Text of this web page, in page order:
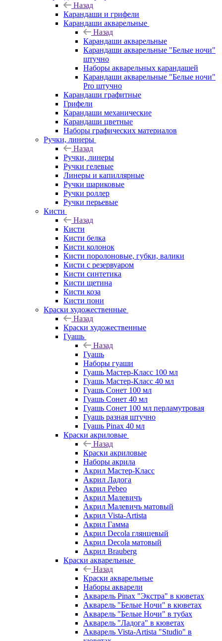
Назад
Карандаши и грифели
Карандаши акварельные
Назад
Карандаши акварельные
Карандаши акварельные "Белые ночи"
штучно
Наборы акварельных карандашей
Карандаши акварельные "Белые ночи"
Pro штучно
Карандаши графитные
Грифели
Карандаши механические
Карандаши цветные
Наборы графических материалов
Ручки, линеры
Назад
Ручки, линеры
Ручки гелевые
Линеры и капиллярные
Ручки шариковые
Ручки роллер
Ручки перьевые
Кисти
Назад
Кисти
Кисти белка
Кисти колонок
Кисти поролоновые, губки, валики
Кисти с резервуаром
Кисти синтетика
Кисти щетина
Кисти коза
Кисти пони
Краски художественные
Назад
Краски художественные
Гуашь
Назад
Гуашь
Наборы гуаши
Гуашь Мастер-Класс 100 мл
Гуашь Мастер-Класс 40 мл
Гуашь Сонет 100 мл
Гуашь Сонет 40 мл
Гуашь Сонет 100 мл перламутровая
Гуашь разная штучно
Гуашь Pinax 40 мл
Краски акриловые
Назад
Краски акриловые
Наборы акрила
Акрил Мастер-Класс
Акрил Ладога
Акрил Pebeo
Акрил Малевичъ
Акрил Малевичъ матовый
Акрил Vista-Artista
Акрил Гамма
Акрил Decola глянцевый
Акрил Decola матовый
Акрил Brauberg
Краски акварельные
Назад
Краски акварельные
Наборы акварели
Акварель Pinax "Экстра" в кюветах
Акварель "Белые Ночи" в кюветах
Акварель "Белые Ночи" в тубах
Акварель "Ладога" в кюветах
Акварель Vista-Artista "Studio" в